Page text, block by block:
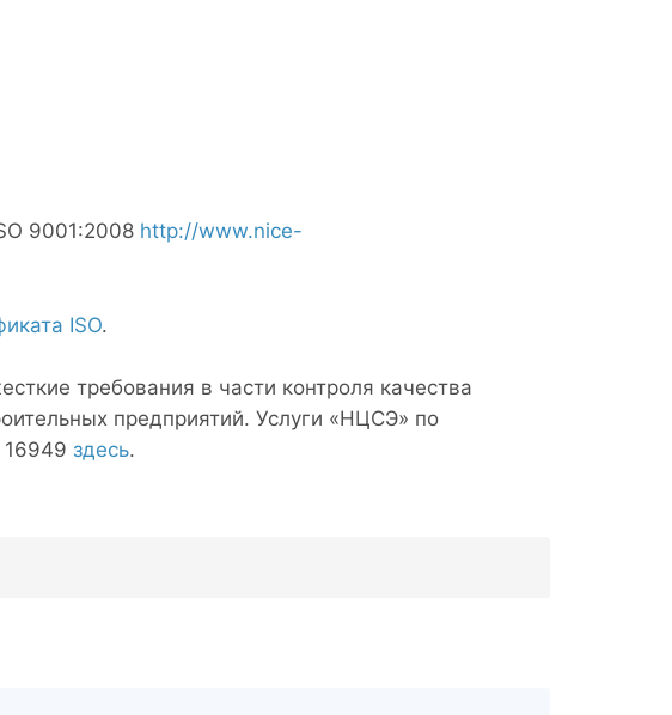
9001:2008 http://www.nice-
ISO.
требования в части контроля качества
предприятий. Услуги «НЦСЭ» по
16949 здесь.